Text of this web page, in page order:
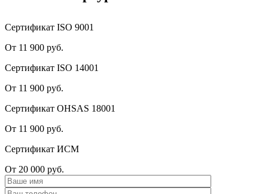
Сертификат ISO 9001
От 11 900 руб.
Сертификат ISO 14001
От 11 900 руб.
Сертификат OHSAS 18001
От 11 900 руб.
Сертификат ИСМ
От 20 000 руб.